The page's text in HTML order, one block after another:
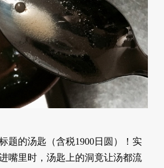
题的汤匙（含税1900日圆）！实
嘴里时，汤匙上的洞竟让汤都流